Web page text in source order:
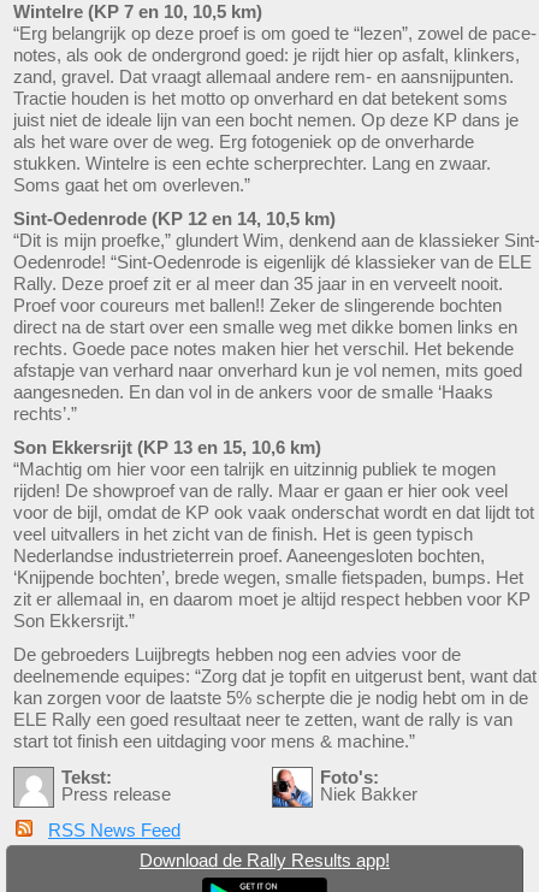
Wintelre (KP 7 en 10, 10,5 km)
“Erg belangrijk op deze proef is om goed te “lezen”, zowel de pace-
notes, als ook de ondergrond goed: je rijdt hier op asfalt, klinkers,
zand, gravel. Dat vraagt allemaal andere rem- en aansnijpunten.
Tractie houden is het motto op onverhard en dat betekent soms
juist niet de ideale lijn van een bocht nemen. Op deze KP dans je
als het ware over de weg. Erg fotogeniek op de onverharde
stukken. Wintelre is een echte scherprechter. Lang en zwaar.
Soms gaat het om overleven.”
Sint-Oedenrode (KP 12 en 14, 10,5 km)
“Dit is mijn proefke,” glundert Wim, denkend aan de klassieker Sint-
Oedenrode! “Sint-Oedenrode is eigenlijk dé klassieker van de ELE
Rally. Deze proef zit er al meer dan 35 jaar in en verveelt nooit.
Proef voor coureurs met ballen!! Zeker de slingerende bochten
direct na de start over een smalle weg met dikke bomen links en
rechts. Goede pace notes maken hier het verschil. Het bekende
afstapje van verhard naar onverhard kun je vol nemen, mits goed
aangesneden. En dan vol in de ankers voor de smalle ‘Haaks
rechts’.”
Son Ekkersrijt (KP 13 en 15, 10,6 km)
“Machtig om hier voor een talrijk en uitzinnig publiek te mogen
rijden! De showproef van de rally. Maar er gaan er hier ook veel
voor de bijl, omdat de KP ook vaak onderschat wordt en dat lijdt tot
veel uitvallers in het zicht van de finish. Het is geen typisch
Nederlandse industrieterrein proef. Aaneengesloten bochten,
‘Knijpende bochten’, brede wegen, smalle fietspaden, bumps. Het
zit er allemaal in, en daarom moet je altijd respect hebben voor KP
Son Ekkersrijt.”
De gebroeders Luijbregts hebben nog een advies voor de
deelnemende equipes: “Zorg dat je topfit en uitgerust bent, want dat
kan zorgen voor de laatste 5% scherpte die je nodig hebt om in de
ELE Rally een goed resultaat neer te zetten, want de rally is van
start tot finish een uitdaging voor mens & machine.”
Tekst:
Press release
Foto's:
Niek Bakker
RSS News Feed
Download de Rally Results app!